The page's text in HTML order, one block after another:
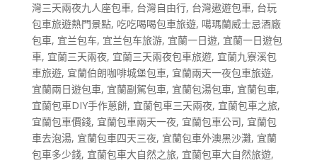
灣三天兩夜九人座包車, 台灣自由行, 台灣遨遊包車, 台玩
包車旅遊熱門景點, 吃吃喝喝包車旅遊, 噶瑪蘭威士忌酒廠
包車, 宜兰包车, 宜兰包车旅游, 宜蘭一日遊, 宜蘭一日遊包
車, 宜蘭三天兩夜, 宜蘭三天兩夜包車旅遊, 宜蘭九寮溪包
車旅遊, 宜蘭伯朗咖啡城堡包車, 宜蘭兩天一夜包車旅遊,
宜蘭兩日遊包車, 宜蘭副駕包車, 宜蘭包湯包車, 宜蘭包車,
宜蘭包車DIY手作蔥餅, 宜蘭包車三天兩夜, 宜蘭包車之旅,
宜蘭包車價錢, 宜蘭包車兩天一夜, 宜蘭包車公司, 宜蘭包
車去泡湯, 宜蘭包車四天三夜, 宜蘭包車外澳黑沙灘, 宜蘭
包車多少錢, 宜蘭包車大自然之旅, 宜蘭包車大自然旅遊,